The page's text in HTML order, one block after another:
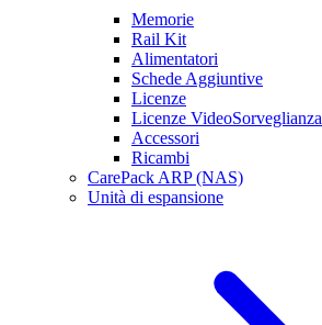
Memorie
Rail Kit
Alimentatori
Schede Aggiuntive
Licenze
Licenze VideoSorveglianza
Accessori
Ricambi
CarePack ARP (NAS)
Unità di espansione